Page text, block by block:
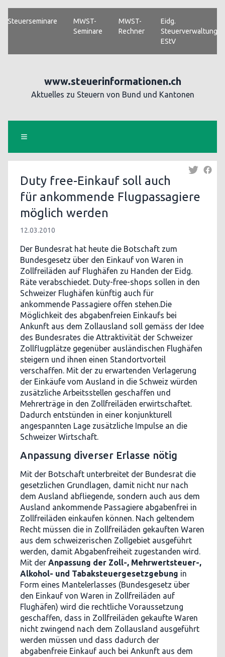
Steuerseminare
MWST-
Seminare
MWST-
Rechner
Eidg.
Steuerverwaltung
EStV
www.steuerinformationen.ch
Aktuelles zu Steuern von Bund und Kantonen
Duty free-Einkauf soll auch
für ankommende Flugpassagiere
möglich werden
12.03.2010
Der Bundesrat hat heute die Botschaft zum
Bundesgesetz über den Einkauf von Waren in
Zollfreiläden auf Flughäfen zu Handen der Eidg.
Räte verabschiedet. Duty-free-shops sollen in den
Schweizer Flughäfen künftig auch für
ankommende Passagiere offen stehen.Die
Möglichkeit des abgabenfreien Einkaufs bei
Ankunft aus dem Zollausland soll gemäss der Idee
des Bundesrates die Attraktivität der Schweizer
Zollflugplätze gegenüber ausländischen Flughäfen
steigern und ihnen einen Standortvorteil
verschaffen. Mit der zu erwartenden Verlagerung
der Einkäufe vom Ausland in die Schweiz würden
zusätzliche Arbeitsstellen geschaffen und
Mehrerträge in den Zollfreiläden erwirtschaftet.
Dadurch entstünden in einer konjunkturell
angespannten Lage zusätzliche Impulse an die
Schweizer Wirtschaft.
Anpassung diverser Erlasse nötig
Mit der Botschaft unterbreitet der Bundesrat die
gesetzlichen Grundlagen, damit nicht nur nach
dem Ausland abfliegende, sondern auch aus dem
Ausland ankommende Passagiere abgabenfrei in
Zollfreiläden einkaufen können. Nach geltendem
Recht müssen die in Zollfreiläden gekauften Waren
aus dem schweizerischen Zollgebiet ausgeführt
werden, damit Abgabenfreiheit zugestanden wird.
Mit der Anpassung der Zoll-, Mehrwertsteuer-,
Alkohol- und Tabaksteuergesetzgebung in
Form eines Mantelerlasses (Bundesgesetz über
den Einkauf von Waren in Zollfreiläden auf
Flughäfen) wird die rechtliche Voraussetzung
geschaffen, dass in Zollfreiläden gekaufte Waren
nicht zwingend nach dem Zollausland ausgeführt
werden müssen und dass dadurch der
abgabenfreie Einkauf auch bei Ankunft aus dem